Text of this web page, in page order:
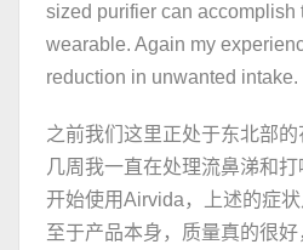
sized purifier can accomplish
wearable. Again my
reduction in unwanted intake.
之前我们这里正处于东北部
几周我一直在处理流鼻涕和
开始使用Airvida，上述的症状
至于产品本身，质量真的很